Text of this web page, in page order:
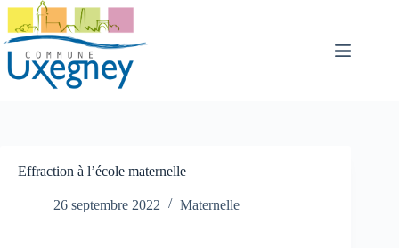
Passer
contenu
Effraction à l’école maternelle
26 septembre 2022 Maternelle